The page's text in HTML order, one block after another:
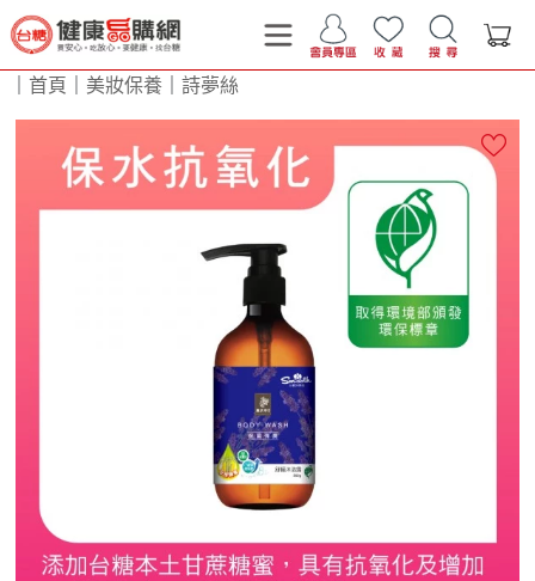
首頁 美妝保養 詩夢絲